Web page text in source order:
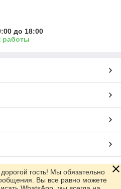
до 18:00
работы
гость! Мы обязательно
Вы все равно можете